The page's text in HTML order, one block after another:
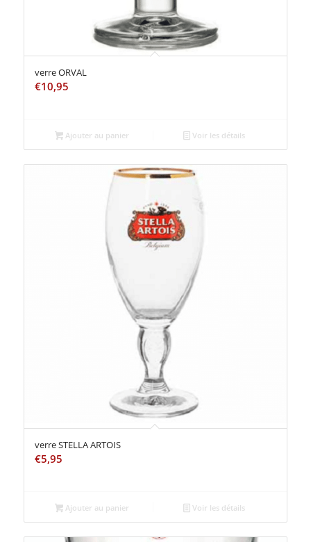
verre ORVAL
€10,95
Ajouter au panier Voir les détails
verre STELLA ARTOIS
€5,95
Ajouter au panier Voir les détails